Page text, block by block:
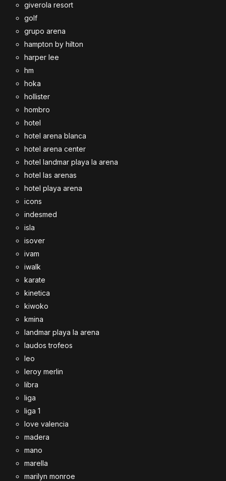
giverola resort
golf
grupo arena
hampton by hilton
harper lee
hm
hoka
hollister
hombro
hotel
hotel arena blanca
hotel arena center
hotel landmar playa la arena
hotel las arenas
hotel playa arena
icons
indesmed
isla
isover
ivam
iwalk
karate
kinetica
kiwoko
kmina
landmar playa la arena
laudos trofeos
leo
leroy merlin
libra
liga
liga 1
love valencia
madera
mano
marella
marilyn monroe